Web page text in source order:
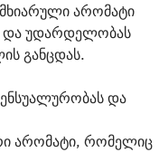
მხიარული არომატი
და უდარდელობას
განცდას.
და
არომატი, რომელიც